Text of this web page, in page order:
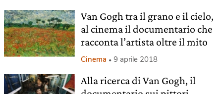
Van Gogh tra il grano e il cielo,
al cinema il documentario che
racconta l’artista oltre il mito
Cinema 9 aprile 2018
Alla ricerca di Van Gogh, il